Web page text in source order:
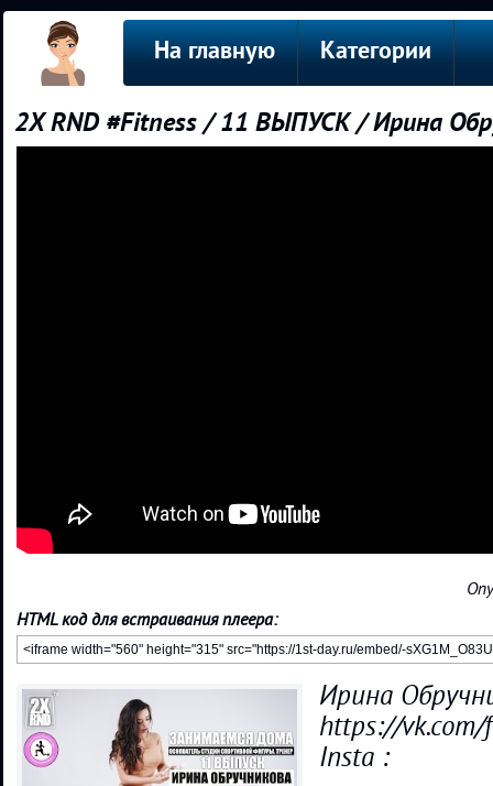
На главную Категории
2X RND #Fitness / 11 ВЫПУСК / Ирина
HTML код для встраивания плеера:
Ирина
https://
Insta :